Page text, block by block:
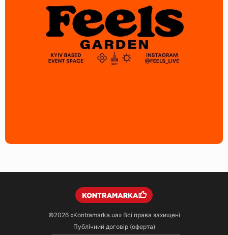
©2026 «Kontramarka.ua»Всі права захищені
Публічний договір (оферта)